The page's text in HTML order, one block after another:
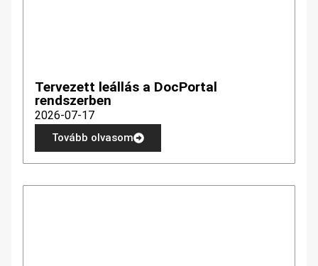
Tervezett leállás a DocPortal
rendszerben
2026-07-17
Tovább olvasom